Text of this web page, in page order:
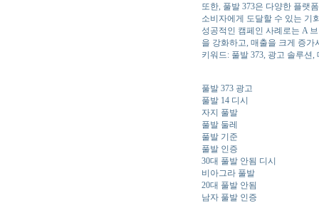
또한, 풀발 373은 다양한 플랫
소비자에게 도달할 수 있는 기
성공적인 캠페인 사례로는 A
을 강화하고, 매출을 크게 증
키워드: 풀발 373, 광고 솔루션,
풀발 373 광고
풀발 14 디시
자지 풀발
풀발 둘레
풀발 기준
풀발 인증
30대 풀발 안됨 디시
비아그라 풀발
20대 풀발 안됨
남자 풀발 인증